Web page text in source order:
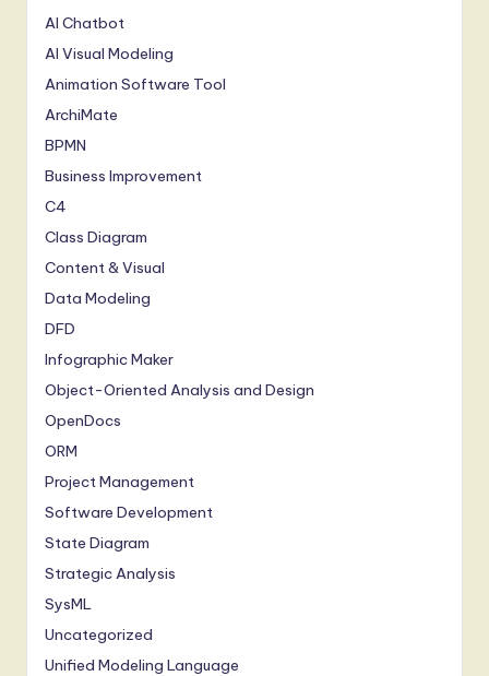
AI Chatbot
AI Visual Modeling
Animation Software Tool
ArchiMate
BPMN
Business Improvement
C4
Class Diagram
Content & Visual
Data Modeling
DFD
Infographic Maker
Object-Oriented Analysis and Design
OpenDocs
ORM
Project Management
Software Development
State Diagram
Strategic Analysis
SysML
Uncategorized
Unified Modeling Language